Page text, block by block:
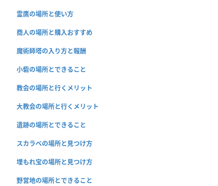
霊鷹の場所と使い方
商人の場所と購入おすすめ
魔術師塔の入り方と報酬
小砦の場所とできること
教会の場所と行くメリット
大教会の場所と行くメリット
遺跡の場所とできること
スカラベの場所と見つけ方
埋もれ宝の場所と見つけ方
野営地の場所とできること